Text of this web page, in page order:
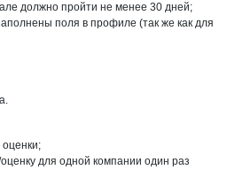
должно пройти не менее 30 дней;
поля в профиле (так же как для
для одной компании один раз